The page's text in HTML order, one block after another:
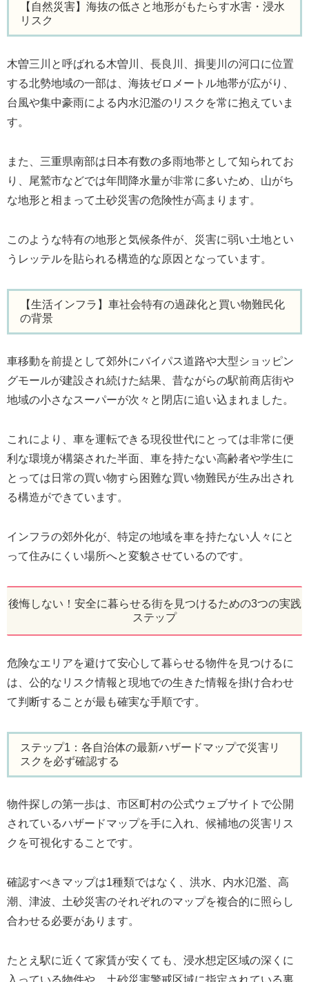
【自然災害】海抜の低さと地形がもたらす水害・浸水
リスク
木曽三川と呼ばれる木曽川、長良川、揖斐川の河口に位置
する北勢地域の一部は、海抜ゼロメートル地帯が広がり、
台風や集中豪雨による内水氾濫のリスクを常に抱えていま
す。
また、三重県南部は日本有数の多雨地帯として知られてお
り、尾鷲市などでは年間降水量が非常に多いため、山がち
な地形と相まって土砂災害の危険性が高まります。
このような特有の地形と気候条件が、災害に弱い土地とい
うレッテルを貼られる構造的な原因となっています。
【生活インフラ】車社会特有の過疎化と買い物難民化
の背景
車移動を前提として郊外にバイパス道路や大型ショッピン
グモールが建設され続けた結果、昔ながらの駅前商店街や
地域の小さなスーパーが次々と閉店に追い込まれました。
これにより、車を運転できる現役世代にとっては非常に便
利な環境が構築された半面、車を持たない高齢者や学生に
とっては日常の買い物すら困難な買い物難民が生み出され
る構造ができています。
インフラの郊外化が、特定の地域を車を持たない人々にと
って住みにくい場所へと変貌させているのです。
後悔しない！安全に暮らせる街を見つけるための3つの実践
ステップ
危険なエリアを避けて安心して暮らせる物件を見つけるに
は、公的なリスク情報と現地での生きた情報を掛け合わせ
て判断することが最も確実な手順です。
ステップ1：各自治体の最新ハザードマップで災害リ
スクを必ず確認する
物件探しの第一歩は、市区町村の公式ウェブサイトで公開
されているハザードマップを手に入れ、候補地の災害リス
クを可視化することです。
確認すべきマップは1種類ではなく、洪水、内水氾濫、高
潮、津波、土砂災害のそれぞれのマップを複合的に照らし
合わせる必要があります。
たとえ駅に近くて家賃が安くても、浸水想定区域の深くに
入っている物件や、土砂災害警戒区域に指定されている裏